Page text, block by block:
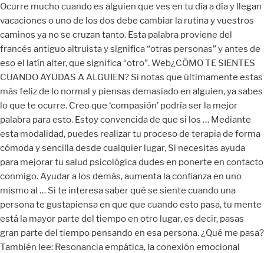
Ocurre mucho cuando es alguien que ves en tu día a día y llegan
vacaciones o uno de los dos debe cambiar la rutina y vuestros
caminos ya no se cruzan tanto. Esta palabra proviene del
francés antiguo altruista y significa “otras personas” y antes de
eso el latín alter, que significa “otro”. Web¿CÓMO TE SIENTES
CUANDO AYUDAS A ALGUIEN? Si notas que últimamente estas
más feliz de lo normal y piensas demasiado en alguien, ya sabes
lo que te ocurre. Creo que ‘compasión’ podría ser la mejor
palabra para esto. Estoy convencida de que si los … Mediante
esta modalidad, puedes realizar tu proceso de terapia de forma
cómoda y sencilla desde cualquier lugar, Si necesitas ayuda
para mejorar tu salud psicológica dudes en ponerte en contacto
conmigo. Ayudar a los demás, aumenta la confianza en uno
mismo al … Si te interesa saber qué se siente cuando una
persona te gustapiensa en que que cuando esto pasa, tu mente
está la mayor parte del tiempo en otro lugar, es decir, pasas
gran parte del tiempo pensando en esa persona. ¿Qué me pasa?
También lee: Resonancia empática, la conexión emocional